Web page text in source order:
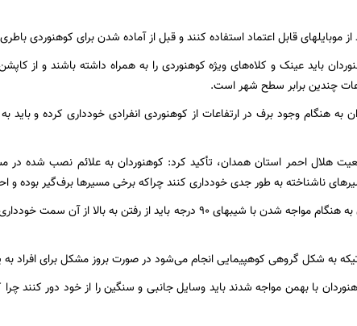
قابل اعتماد استفاده کنند و قبل از آماده شدن برای کوهنوردی باطری موبایل را 100
باید عینک و کلاه‌های ویژه کوهنوردی را به همراه داشته باشند و از
چندین برابر سطح شهر است.
به هنگام وجود برف در ارتفاعات از کوهنوردی انفرادی خودداری کرده و باید
هلال احمر استان همدان، تأکید کرد: کوهنوردان به علائم نصب شده در
ناشناخته به طور جدی خودداری کنند چراکه برخی مسیرها برف‌گیر بوده و
به شکل گروهی کوهپیمایی انجام می‌شود در صورت بروز مشکل برای افراد
با بهمن مواجه شدند باید وسایل جانبی و سنگین را از خود دور کنند